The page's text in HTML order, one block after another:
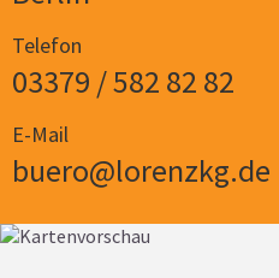
Telefon
03379 / 582 82 82
E-Mail
buero@lorenzkg.de